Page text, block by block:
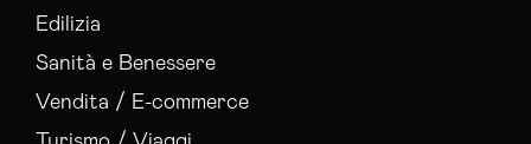
Edilizia
Sanità e Benessere
Vendita / E-commerce